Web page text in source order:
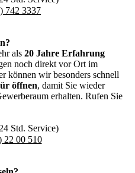
3337
als 20 Jahre Erfahrung
noch direkt vor Ort im
können wir besonders schnell
öffnen, damit Sie wieder
erhalten. Rufen Sie
Std. Service)
00 510